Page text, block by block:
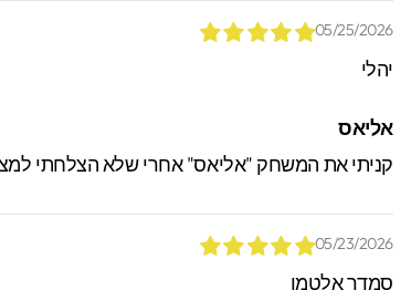
05/25/2026
יהלי
אליאס
קניתי את המשחק "אליאס" אחרי שלא הצלחתי
05/23/2026
סמדר אלטמן